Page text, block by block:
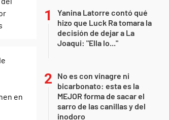
Yanina Latorre contó qué
hizo que Luck Ra tomara la
decisión de dejar a La
Joaqui: "Ella lo..."
No es con vinagre ni
bicarbonato: esta es la
MEJOR forma de sacar el
sarro de las canillas y del
inodoro